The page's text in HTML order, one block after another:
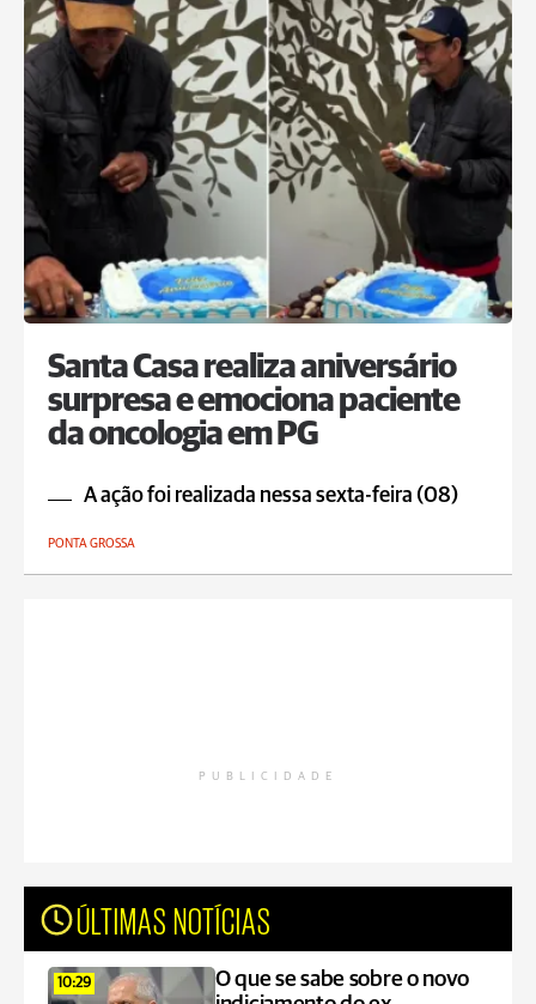
Santa Casa realiza aniversário
surpresa e emociona paciente
da oncologia em PG
A ação foi realizada nessa sexta-feira (08)
PONTA GROSSA
PUBLICIDADE
ÚLTIMAS NOTÍCIAS
10:29
O que se sabe sobre o novo